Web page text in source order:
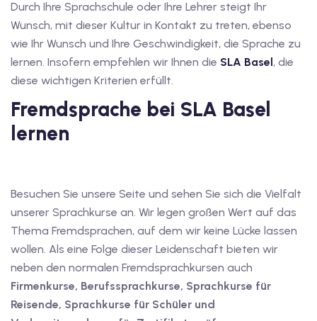
mit Gutschein
mit
Durch Ihre Sprachschule oder Ihre Lehrer steigt Ihr
Wunsch, mit dieser Kultur in Kontakt zu treten, ebenso
wie Ihr Wunsch und Ihre Geschwindigkeit, die Sprache zu
lernen. Insofern empfehlen wir Ihnen die SLA Basel, die
diese wichtigen Kriterien erfüllt.
Fremdsprache bei SLA Basel
lernen
Besuchen Sie unsere Seite und sehen Sie sich die Vielfalt
unserer Sprachkurse an. Wir legen großen Wert auf das
Thema Fremdsprachen, auf dem wir keine Lücke lassen
wollen. Als eine Folge dieser Leidenschaft bieten wir
neben den normalen Fremdsprachkursen auch
Firmenkurse, Berufssprachkurse, Sprachkurse für
Reisende, Sprachkurse für Schüler und